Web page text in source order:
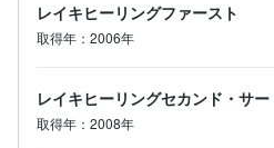
お一人お一人のエネルギーと丁
より良い未来になるように施
います。
レイキヒーリングファースト
取得年：2006年
レイキヒーリングセカンド・サ
取得年：2008年